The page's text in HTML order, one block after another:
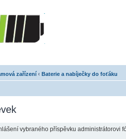
zařízení ‹ Baterie a nabíječky do foťáku
vybraného příspěvku